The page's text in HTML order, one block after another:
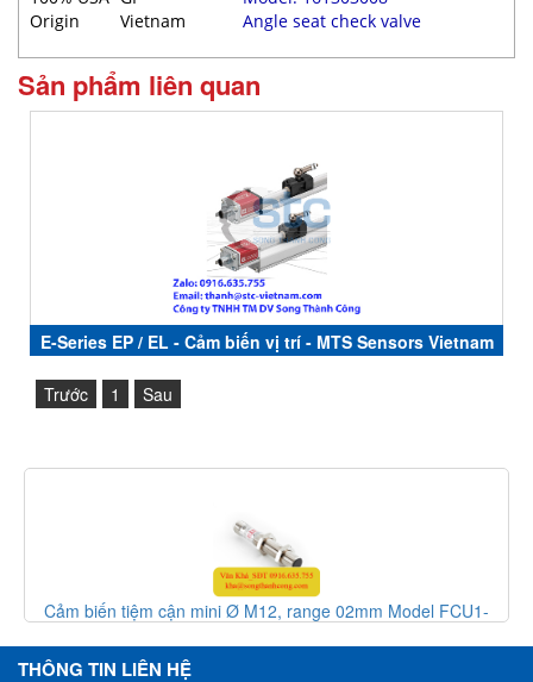
Origin
Vietnam
Angle seat check valve
Sản phẩm liên quan
E-Series EP / EL - Cảm biến vị trí - MTS Sensors Vietnam
Trước
1 Sau
Cảm biến tiệm cận mini Ø M12, range 02mm Model FCU1-
THÔNG TIN LIÊN HỆ